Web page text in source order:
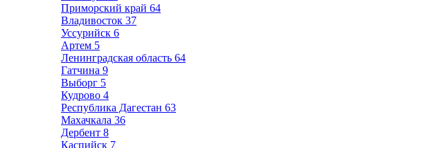
Приморский край 64
Владивосток 37
Уссурийск 6
Артем 5
Ленинградская область 64
Гатчина 9
Выборг 5
Кудрово 4
Республика Дагестан 63
Махачкала 36
Дербент 8
Каспийск 7